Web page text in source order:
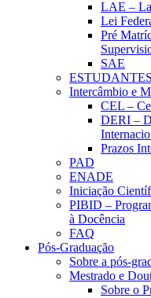
LAE –
Lei
Pré
SAE
Intercâmbio e
CEL –
DERI –
Prazos
PAD
ENADE
Iniciação
PIBID –
à Docência
FAQ
Pós-Graduação
Sobre a pós-
Mestrado e
Sobre o